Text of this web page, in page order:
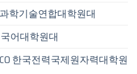
과학기술연합대학원대
국어대학원대
한국전력국제원자력대학원